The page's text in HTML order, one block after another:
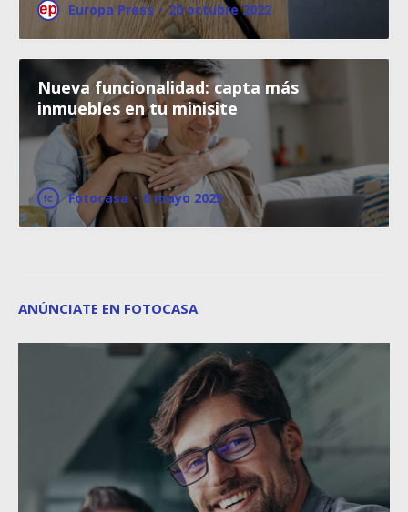
Europa Press · 20 octubre 2022
Nueva funcionalidad: capta más
inmuebles en tu minisite
Fotocasa · 6 mayo 2025
ANÚNCIATE EN FOTOCASA